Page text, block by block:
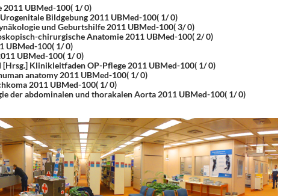
2011 UBMed-100( 1/ 0)
Bildgebung 2011 UBMed-100( 1/ 0)
und Geburtshilfe 2011 UBMed-100( 3/ 0)
chirurgische Anatomie 2011 UBMed-100( 2/ 0)
UBMed-100( 1/ 0)
UBMed-100( 1/ 0)
Klinikleitfaden OP-Pflege 2011 UBMed-100( 1/ 0)
anatomy 2011 UBMed-100( 1/ 0)
2011 UBMed-100( 1/ 0)
der abdominalen und thorakalen Aorta 2011 UBMed-100( 1/ 0)